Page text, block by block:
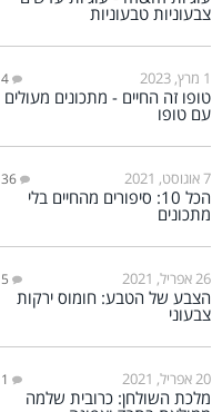
צבעוניות טבעוניות
1 מרץ, 2023 4
טופו זה החיים - מתכונים מעולים
עם טופו
7 אוגוסט, 2021 36
הכל 10: סיפורים מהחיים בלי
מתכונים
26 אפריל, 2021 5
הצבע של הטבע: חומוס ירקות
צבעוני
20 אפריל, 2021 1
מלכת השולחן: כרובית שלמה